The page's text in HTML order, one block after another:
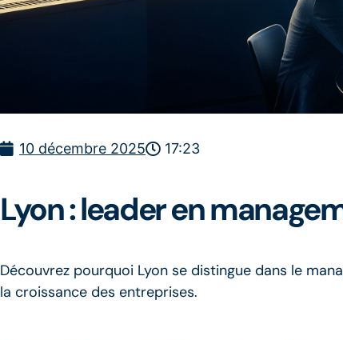
10 décembre 2025 17:23
Lyon : leader en
Découvrez pourquoi Lyon se distingue dans le
la croissance des entreprises.